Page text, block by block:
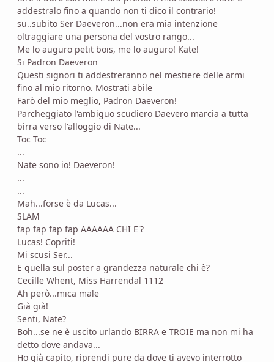
addestralo fino a quando non ti dico il contrario!
su..subito Ser Daeveron...non era mia intenzione
oltraggiare una persona del vostro rango...
Me lo auguro petit bois, me lo auguro! Kate!
Si Padron Daeveron
Questi signori ti addestreranno nel mestiere delle armi
fino al mio ritorno. Mostrati abile
Farò del mio meglio, Padron Daeveron!
Parcheggiato l'ambiguo scudiero Daevero marcia a tutta
birra verso l'alloggio di Nate...
Toc Toc
...
Nate sono io! Daeveron!
...
...
Mah...forse è da Lucas...
SLAM
fap fap fap fap AAAAAA CHI E'?
Lucas! Copriti!
Mi scusi Ser...
E quella sul poster a grandezza naturale chi è?
Cecille Whent, Miss Harrendal 1112
Ah però...mica male
Già già!
Senti, Nate?
Boh...se ne è uscito urlando BIRRA e TROIE ma non mi ha
detto dove andava...
Ho già capito, riprendi pure da dove ti avevo interrotto